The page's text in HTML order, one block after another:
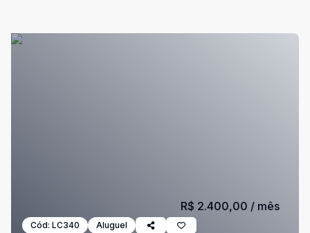
Cód: LC340 Aluguel
R$ 2.400,00 / mês